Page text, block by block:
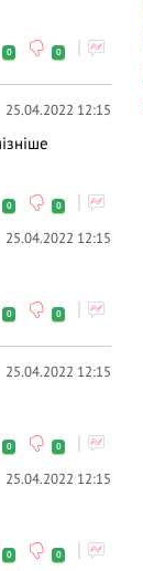
0 0
25.04.2022 12:15
0 0
25.04.2022 12:15
0 0
25.04.2022 12:15
0 0
25.04.2022 12:15
0 0